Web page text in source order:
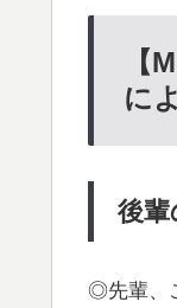
【
に
後
◎先輩、